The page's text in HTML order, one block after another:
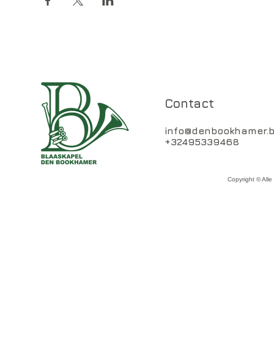
Copyright ©
Contact
+32495339468